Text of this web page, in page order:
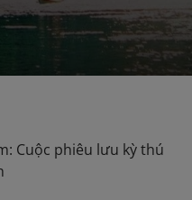
Cuộc phiêu lưu kỳ thú